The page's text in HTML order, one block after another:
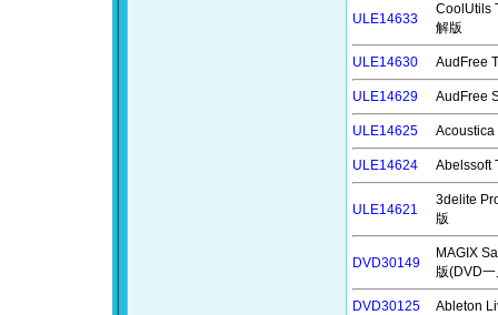
ULE14633
CoolUtils
解版
ULE14630 AudFree
ULE14629 AudFree
ULE14625 Acoustica
ULE14624 Abelssoft
ULE14621
3delite
版
DVD30149
MAGIX
版(DVD
DVD30125 Ableton